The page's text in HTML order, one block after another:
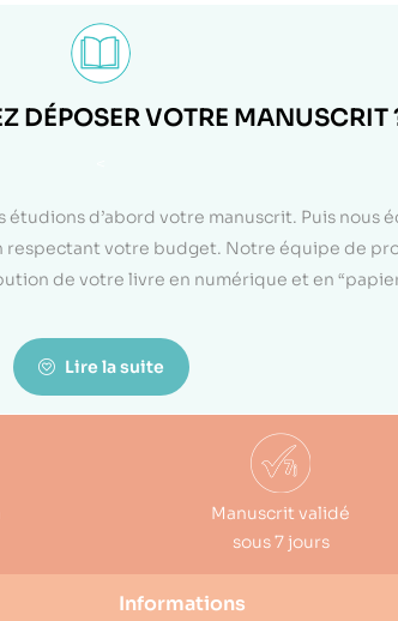
DÉPOSER VOTRE MANUSCRIT
d’abord votre manuscrit. Puis nous
votre budget. Notre équipe de
de votre livre en numérique et en
Lire la suite
Manuscrit validé
sous 7 jours
Informations